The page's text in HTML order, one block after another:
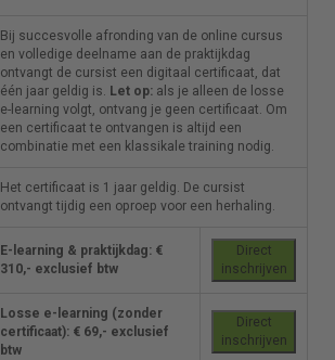
Bij succesvolle afronding van de online cursus
en volledige deelname aan de praktijkdag
ontvangt de cursist een digitaal certificaat, dat
één jaar geldig is. Let op:als je alleen de losse
e-learning volgt, ontvang je geen certificaat.
Om een certificaat te ontvangen is altijd een
combinatie met een klassikale training nodig.
Het certificaat is 1 jaar geldig. De cursist
ontvangt tijdig een oproep voor een herhaling.
E-learning & praktijkdag: €
310,- exclusief btw
Direct
inschrijven
Losse e-learning (zonder
certificaat): € 69,- exclusief
btw
Direct
inschrijven
Bij succesvolle afronding van de online cursus
en volledige deelname aan de praktijkdag
ontvangt de cursist een digitaal certificaat, dat
één jaar geldig is. Let op: als je alleen de losse
e-learning volgt, ontvang je geen certificaat. Om
een certificaat te ontvangen is altijd een
combinatie met een klassikale training nodig.
Het certificaat is 1 jaar geldig. De cursist
ontvangt tijdig een oproep voor een herhaling.
E-learning & praktijkdag: €
310,- exclusief btw
Direct
inschrijven
Losse e-learning (zonder
certificaat): € 69,- exclusief
btw
Direct
inschrijven